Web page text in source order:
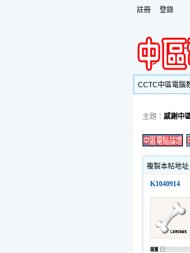
註冊 登錄
CCTC中區電腦
主題： 感謝中
複製本帖地址
K1040914